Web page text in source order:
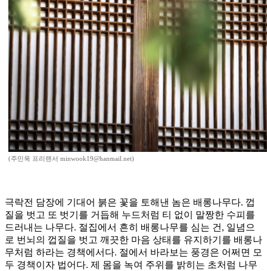
(주민욱 프리랜서 minwook19@hanmail.net)
극락전 담장에 기대어 붉은 꽃을 토해낸 놈은 배롱나무다. 껍
질을 벗고 또 벗기를 거듭해 누드처럼 티 없이 말짱한 수피를
드러내는 나무다. 절집에서 흔히 배롱나무를 심는 건, 일념으
로 번뇌의 껍질을 벗고 깨끗한 마음 상태를 유지하기를 배롱나
무처럼 하라는 경책에서다. 절에서 바라보는 풍경은 어쩌면 모
두 경책이자 법어다. 제 몸을 녹여 주위를 밝히는 초처럼 나무